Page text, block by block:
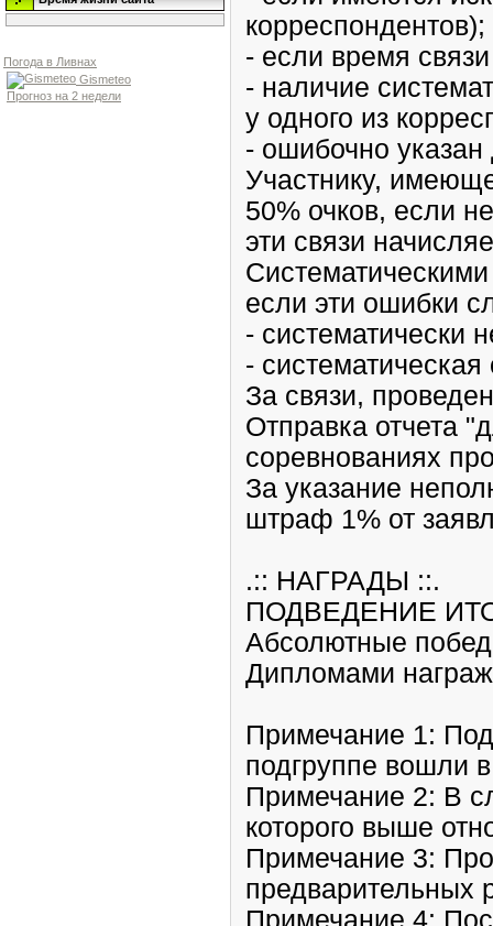
Погода в Ливнах
Gismeteo
Прогноз на 2 недели
корреспондентов);
- если время
- наличие
у одного из
- ошибочно указан
Участнику,
50% очков, если
эти связи
если эти ошибки
- систематически
-
За связи,
Отправка отчета
соревнованиях
За указание
штраф 1% от
.:: НАГРАДЫ ::.
ПОДВЕДЕНИЕ
Абсолютные
Дипломами
Примечание 1:
подгруппе вошли
Примечание 2: В
которого выше
Примечание 3:
предварительных
Примечание 4: